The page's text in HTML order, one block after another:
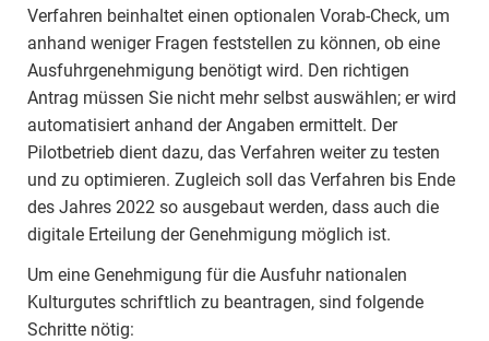
Verfahren beinhaltet einen optionalen Vorab-Check, um
anhand weniger Fragen feststellen zu können, ob eine
Ausfuhrgenehmigung benötigt wird. Den richtigen
Antrag müssen Sie nicht mehr selbst auswählen; er wird
automatisiert anhand der Angaben ermittelt. Der
Pilotbetrieb dient dazu, das Verfahren weiter zu testen
und zu optimieren. Zugleich soll das Verfahren bis Ende
des Jahres 2022 so ausgebaut werden, dass auch die
digitale Erteilung der Genehmigung möglich ist.
Um eine Genehmigung für die Ausfuhr nationalen
Kulturgutes schriftlich zu beantragen, sind folgende
Schritte nötig: